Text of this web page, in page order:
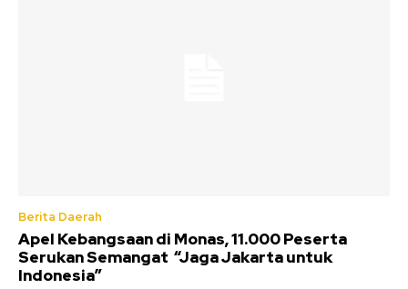
Berita Daerah
Apel Kebangsaan di Monas, 11.000 Peserta
Serukan Semangat “Jaga Jakarta untuk
Indonesia”